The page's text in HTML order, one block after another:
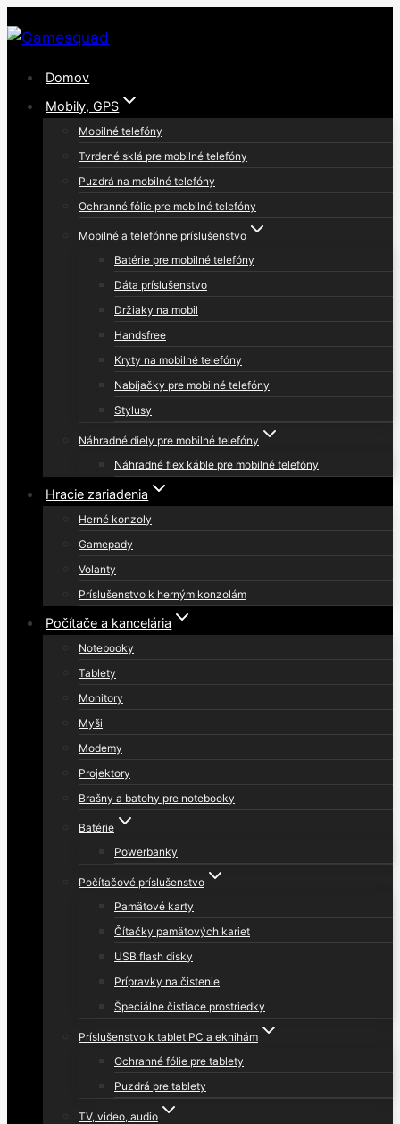
to
Domov
Mobily, GPS
Mobilné telefóny
Tvrdené sklá pre mobilné telefóny
Puzdrá na mobilné telefóny
Ochranné fólie pre mobilné telefóny
Mobilné a telefónne príslušenstvo
Batérie pre mobilné telefóny
Dáta príslušenstvo
Držiaky na mobil
Handsfree
Kryty na mobilné telefóny
Nabíjačky pre mobilné telefóny
Stylusy
Náhradné diely pre mobilné telefóny
Náhradné flex káble pre mobilné telefóny
Hracie zariadenia
Herné konzoly
Gamepady
Volanty
Príslušenstvo k herným konzolám
Počítače a kancelária
Notebooky
Tablety
Monitory
Myši
Modemy
Projektory
Brašny a batohy pre notebooky
Batérie
Powerbanky
Počítačové príslušenstvo
Pamäťové karty
Čítačky pamäťových kariet
USB flash disky
Prípravky na čistenie
Špeciálne čistiace prostriedky
Príslušenstvo k tablet PC a eknihám
Ochranné fólie pre tablety
Puzdrá pre tablety
TV, video, audio